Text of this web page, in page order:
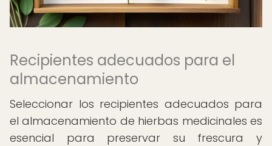
Recipientes adecuados para el
almacenamiento
Seleccionar los recipientes adecuados para
el almacenamiento de hierbas medicinales es
esencial para preservar su frescura y